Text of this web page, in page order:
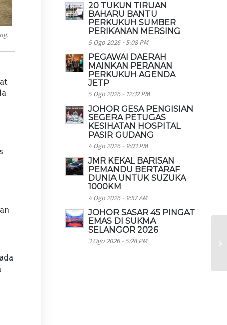
20 TUKUN TIRUAN
BAHARU BANTU
PERKUKUH SUMBER
PERIKANAN MERSING
5 Ogo 2026 - 5:08 PM
PEGAWAI DAERAH
MAINKAN PERANAN
PERKUKUH AGENDA
JETP
5 Ogo 2026 - 12:32 PM
JOHOR GESA PENGISIAN
SEGERA PETUGAS
KESIHATAN HOSPITAL
PASIR GUDANG
4 Ogo 2026 - 9:03 PM
JMR KEKAL BARISAN
PEMANDU BERTARAF
DUNIA UNTUK SUZUKA
1000KM
4 Ogo 2026 - 9:57 AM
JOHOR SASAR 45 PINGAT
EMAS DI SUKMA
SELANGOR 2026
3 Ogo 2026 - 5:28 PM